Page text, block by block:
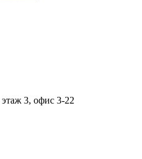
3, офис 3-22